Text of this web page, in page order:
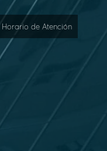
Horario de Atención